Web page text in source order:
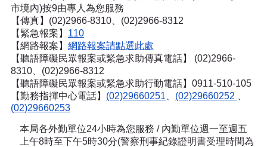
市境內)按9由專人為您服務
【傳真】(02)2966-8310、(02)2966-8312
【緊急報案】 110
【網路報案】 網路報案請點選此處
【聽語障礙民眾報案或緊急求助傳真電話】
(02)2966-
8310、(02)2966-8312
【聽語障礙民眾報案或緊急求助行動電話】0911-510-105
【勤務指揮中心電話】 (02)29660251 (02)29660252
(02)29660253
本局各外勤單位24小時為您服務 / 內勤單位週一至週五
上午8時至下午5時30分(警察刑事紀錄證明書受理時間為